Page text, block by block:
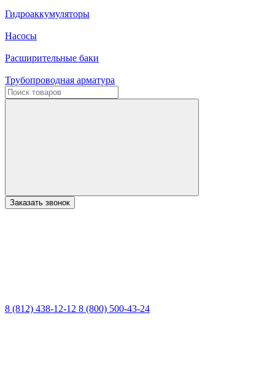
Гидроаккумуляторы
Насосы
Расширительные баки
Трубопроводная арматура
Заказать звонок
8 (812) 438-12-12 8 (800) 500-43-24